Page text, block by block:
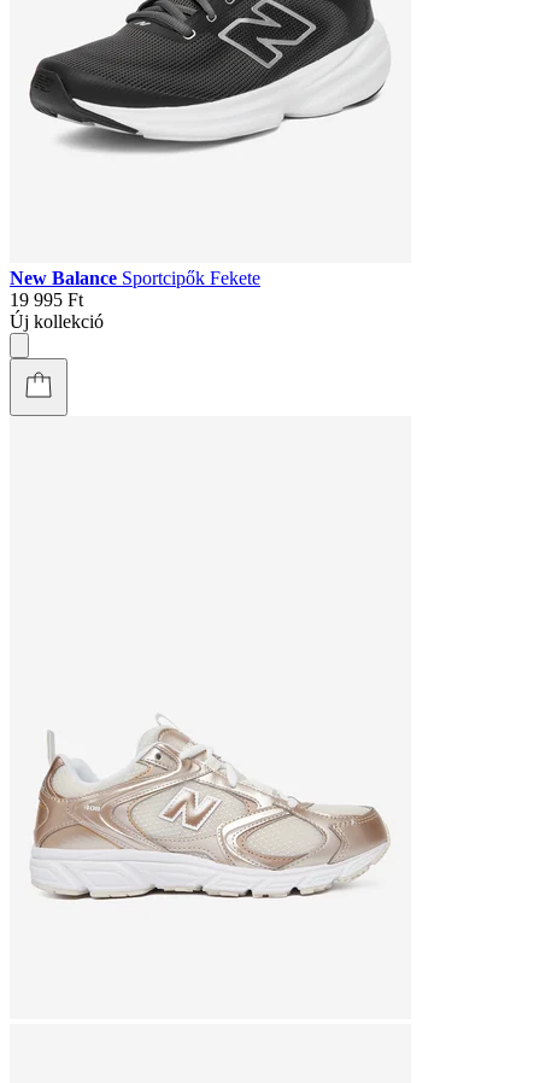
New Balance Sportcipők Fekete
19 995 Ft
Új kollekció